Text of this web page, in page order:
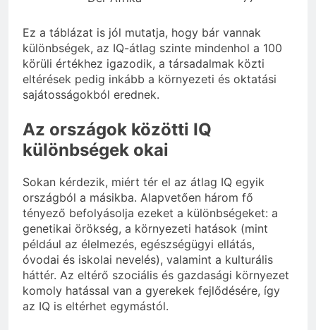
Ez a táblázat is jól mutatja, hogy bár vannak
különbségek, az IQ-átlag szinte mindenhol a 100
körüli értékhez igazodik, a társadalmak közti
eltérések pedig inkább a környezeti és oktatási
sajátosságokból erednek.
Az országok közötti IQ
különbségek okai
Sokan kérdezik, miért tér el az átlag IQ egyik
országból a másikba. Alapvetően három fő
tényező befolyásolja ezeket a különbségeket: a
genetikai örökség, a környezeti hatások (mint
például az élelmezés, egészségügyi ellátás,
óvodai és iskolai nevelés), valamint a kulturális
háttér. Az eltérő szociális és gazdasági környezet
komoly hatással van a gyerekek fejlődésére, így
az IQ is eltérhet egymástól.